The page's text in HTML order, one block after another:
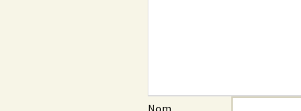
Nom